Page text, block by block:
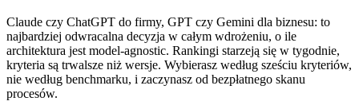
Claude czy ChatGPT do firmy, GPT czy Gemini dla biznesu: to
najbardziej odwracalna decyzja w całym wdrożeniu, o ile
architektura jest model-agnostic. Rankingi starzeją się w tygodnie,
kryteria są trwalsze niż wersje. Wybierasz według sześciu kryteriów,
nie według benchmarku, i zaczynasz od bezpłatnego skanu
procesów.